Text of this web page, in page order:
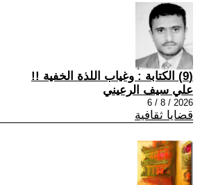
(9) الكتابة : وغياب اللذة الخفية !!
علي سيف الرعيني
2026 / 8 / 6
قضايا ثقافية